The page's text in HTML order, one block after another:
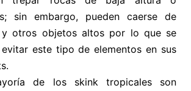
sin embargo, pueden caerse de
y otros objetos altos por lo que se
este tipo de elementos en sus
de los skink tropicales son